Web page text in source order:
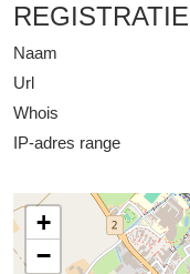
REGISTRATIE
Naam
Url
Whois
IP-adres range
+
−